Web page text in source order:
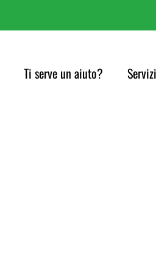
Ti serve un aiuto? Servizi